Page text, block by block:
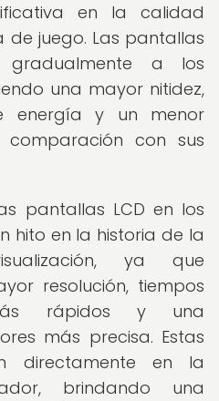
en la calidad
de juego. Las pantallas
gradualmente a los
una mayor nitidez,
energía y un menor
con sus
pantallas LCD en los
hito en la historia de la
ya que
resolución, tiempos
rápidos y una
más precisa. Estas
directamente en la
brindando una